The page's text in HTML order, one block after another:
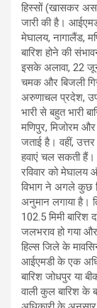
हिस्सों (खासकर
जारी की है।
मेघालय, नागालैंड,
बारिश होने की
इसके अलावा, 22
चमक और बिजली
अरुणाचल प्रदेश,
भारी से बहुत भारी
मणिपुर, मिजोरम और
जताई है। वहीं,
हवाएं चल सकती हैं।
रविवार को मेघालय
विभाग ने अगले कुछ
अनुमान लगाया है।
102.5 मिमी
जलभराव हो गया और
हिल्स जिले के
आईएमडी के एक
बारिश जोधपुर या
वाली कुल बारिश के